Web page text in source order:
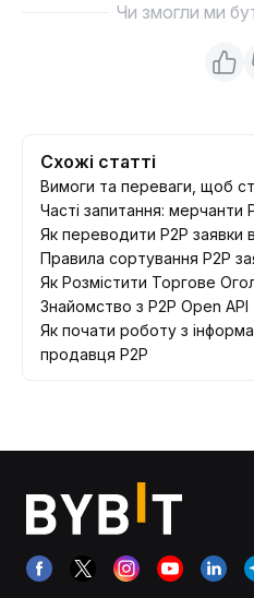
Чи змогли ми
Схожі статті
Вимоги та переваги, щоб
Часті запитання: мерчанти
Як переводити P2P заявки
Правила сортування Р2Р
Як Розмістити Торгове
Знайомство з P2P Open API
Як почати роботу з
продавця P2P